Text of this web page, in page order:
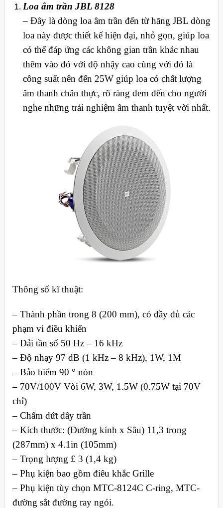
Loa âm trần JBL 8128
– Đây là dòng loa âm trần đến từ hãng JBL dòng
loa này được thiết kế hiện đại, nhỏ gọn, giúp loa
có thể đáp ứng các không gian trần khác nhau
thêm vào đó với độ nhậy cao cùng với đó là
công suất nên đến 25W giúp loa có chất lượng
âm thanh chân thực, rõ ràng đem đến cho người
nghe những trải nghiệm âm thanh tuyệt vời nhất.
Thông số kĩ thuật:
– Thành phần trong 8 (200 mm), có đầy đủ các
phạm vi điều khiển
– Dải tần số 50 Hz – 16 kHz
– Độ nhạy 97 dB (1 kHz – 8 kHz), 1W, 1M
– Bảo hiểm 90 ° nón
– 70V/100V Vòi 6W, 3W, 1.5W (0.75W tại 70V
chỉ)
– Chấm dứt dây trần
– Kích thước: (Đường kính x Sâu) 11,3 trong
(287mm) x 4.1in (105mm)
– Trọng lượng £ 3 (1,4 kg)
– Phụ kiện bao gồm điêu khắc Grille
– Phụ kiện tùy chọn MTC-8124C C-ring, MTC-
đường sắt đường ray ngói.